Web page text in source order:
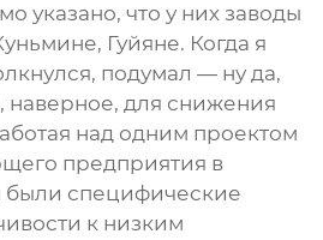
указано, что у них заводы
Гуйяне. Когда я
подумал — ну да,
наверное, для снижения
над одним проектом
предприятия в
были специфические
к низким